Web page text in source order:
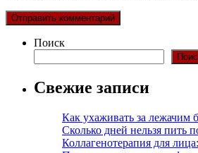
Поиск
Свежие записи
Как ухаживать за лежачим
Сколько дней нельзя пить
Коллагенотерапия для